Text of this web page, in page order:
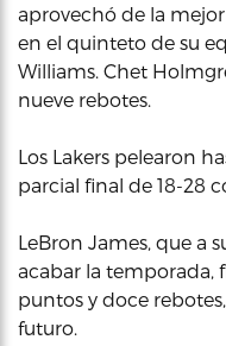
aprovechó de la
en el quinteto de su
Williams. Chet
nueve rebotes.
Los Lakers pelearon
parcial final de 18-28
LeBron James, que a
acabar la temporada,
puntos y doce
futuro.